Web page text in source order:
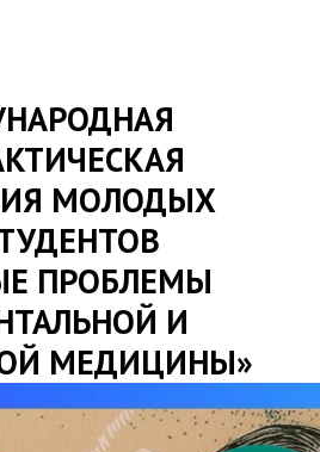
МОЛОДЫХ
ПРОБЛЕМЫ
И
МЕДИЦИНЫ»